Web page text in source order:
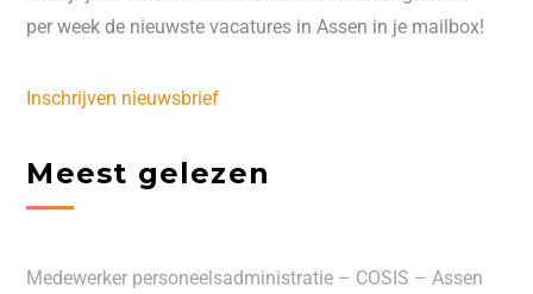
per week de nieuwste vacatures in Assen in je mailbox!
Inschrijven nieuwsbrief
Meest gelezen
Medewerker personeelsadministratie – COSIS – Assen